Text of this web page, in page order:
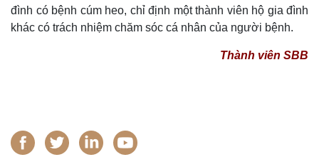
đình có bệnh cúm heo, chỉ định một thành viên hộ gia đình
khác có trách nhiệm chăm sóc cá nhân của người bệnh.
Thành viên SBB